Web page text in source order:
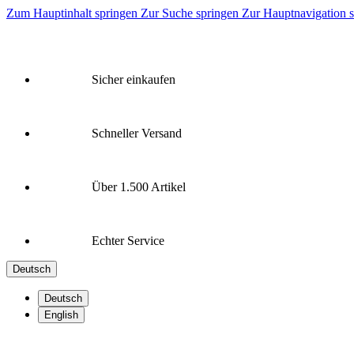
Zum Hauptinhalt springen Zur Suche springen Zur Hauptnavigation
Sicher einkaufen
Schneller Versand
Über 1.500 Artikel
Echter Service
Deutsch
Deutsch
English